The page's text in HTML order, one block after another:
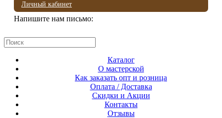
Личный кабинет
Напишите нам письмо:
Каталог
О мастерской
Как заказать опт и розница
Оплата / Доставка
Скидки и Акции
Контакты
Отзывы